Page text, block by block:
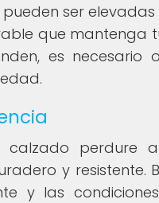
ser
que mantenga
es
perdure
y
y las